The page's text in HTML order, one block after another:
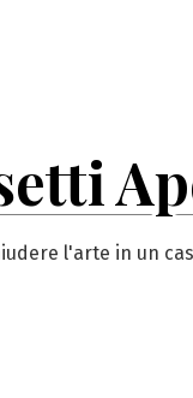
l'arte in un